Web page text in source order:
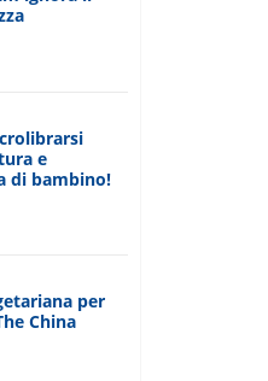
e
di bambino!
per
China